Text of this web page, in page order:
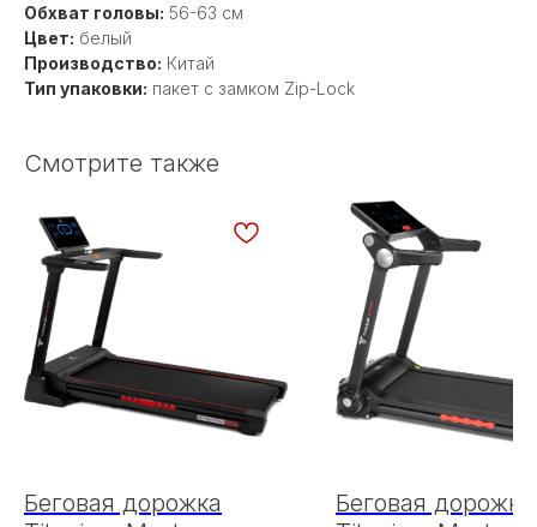
Обхват головы: 56-63 см
Цвет: белый
Производство: Китай
Тип упаковки: пакет с замком Zip-Lock
Смотрите также
Беговая дорожка
Беговая дорожка